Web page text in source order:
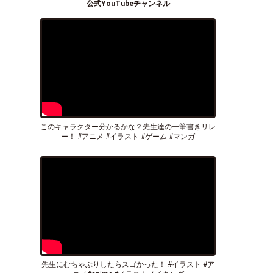
公式YouTubeチャンネル
このキャラクター分かるかな？先生達の一筆書きリレ
ー！ #アニメ #イラスト #ゲーム #マンガ
先生にむちゃぶりしたらスゴかった！ #イラスト #ア